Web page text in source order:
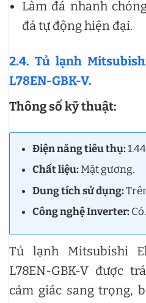
Làm đá nhanh
đá tự động hiện đại.
2.4. Tủ lạnh
L78EN-GBK-V.
Thông số kỹ thuật:
Điện năng tiêu thụ:
Chất liệu:Mặt gương.
Dung tích sử dụng:
Công nghệ Inverter:Có.
Tủ lạnh Mitsubishi
L78EN-GBK-V được
cảm giác sang trọng,